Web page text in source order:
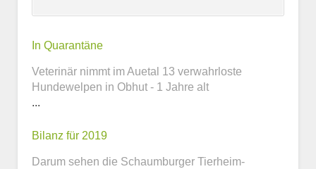
Kontaktmöglichkeiten
E-Mail-Adresse
In Quarantäne
Veterinär nimmt im Auetal 13 verwahrloste
Hundewelpen in Obhut - 1 Jahre alt
...
Bilanz für 2019
Darum sehen die Schaumburger Tierheim-